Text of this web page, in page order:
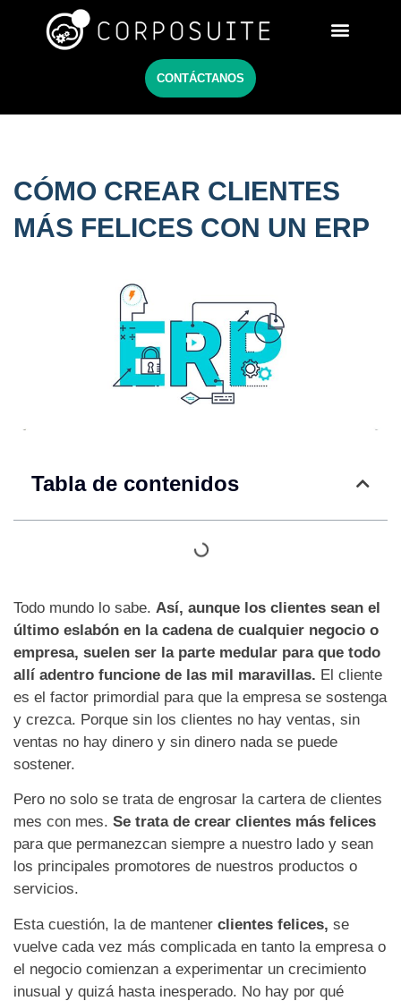
CONTÁCTANOS
CÓMO CREAR CLIENTES
MÁS FELICES CON UN ERP
Tabla de contenidos
Todo mundo lo sabe. Así, aunque los clientes sean el
último eslabón en la cadena de cualquier negocio o
empresa, suelen ser la parte medular para que todo
allí adentro funcione de las mil maravillas. El cliente
es el factor primordial para que la empresa se sostenga
y crezca. Porque sin los clientes no hay ventas, sin
ventas no hay dinero y sin dinero nada se puede
sostener.
Pero no solo se trata de engrosar la cartera de clientes
mes con mes. Se trata de crear clientes más felices
para que permanezcan siempre a nuestro lado y sean
los principales promotores de nuestros productos o
servicios.
Esta cuestión, la de mantener clientes felices, se
vuelve cada vez más complicada en tanto la empresa o
el negocio comienzan a experimentar un crecimiento
inusual y quizá hasta inesperado. No hay por qué